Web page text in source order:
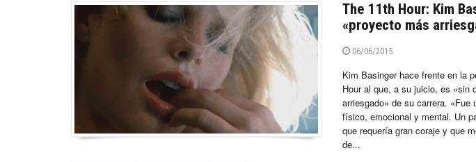
The 11th Hour: Kim
«proyecto más
06/06/2015
Kim Basinger hace frente en la
Hour al que, a su juicio, es «sin
arriesgado» de su carrera. «Fue
físico, emocional y mental. Un
que requería gran coraje y que
de...